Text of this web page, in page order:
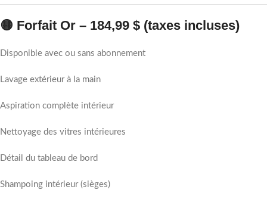
🟡 Forfait Or – 184,99 $ (taxes incluses)
Disponible avec ou sans abonnement
Lavage extérieur à la main
Aspiration complète intérieur
Nettoyage des vitres intérieures
Détail du tableau de bord
Shampoing intérieur (sièges)